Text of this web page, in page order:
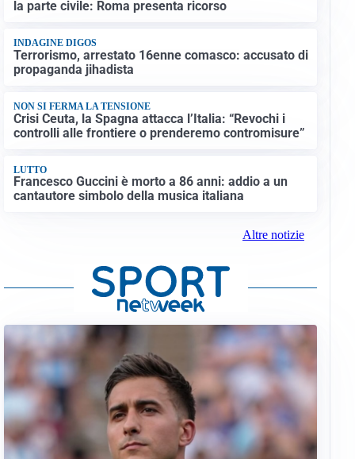
la parte civile: Roma presenta ricorso
INDAGINE DIGOS
Terrorismo, arrestato 16enne comasco: accusato di
propaganda jihadista
NON SI FERMA LA TENSIONE
Crisi Ceuta, la Spagna attacca l’Italia: “Revochi i
controlli alle frontiere o prenderemo contromisure”
LUTTO
Francesco Guccini è morto a 86 anni: addio a un
cantautore simbolo della musica italiana
Altre notizie